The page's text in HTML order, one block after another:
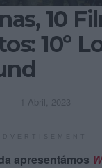
10
10º
1 Abril, 2023
apresentámos